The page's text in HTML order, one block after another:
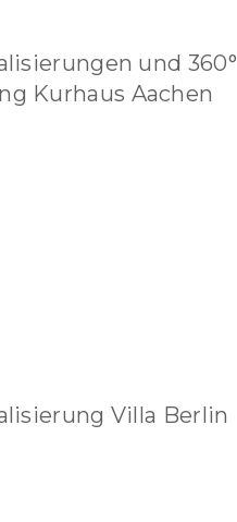
und 360°
Kurhaus Aachen
Villa Berlin